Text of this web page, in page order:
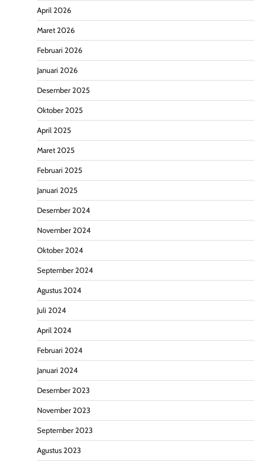
April 2026
Maret 2026
Februari 2026
Januari 2026
Desember 2025
Oktober 2025
April 2025
Maret 2025
Februari 2025
Januari 2025
Desember 2024
November 2024
Oktober 2024
September 2024
Agustus 2024
Juli 2024
April 2024
Februari 2024
Januari 2024
Desember 2023
November 2023
September 2023
Agustus 2023